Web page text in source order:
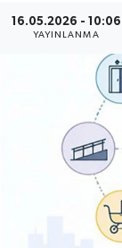
16.05.2026 - 10:06
YAYINLANMA
Spor
Yaşam
Anali̇z
Bi̇li̇m &